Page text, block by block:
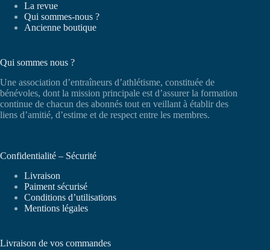
La revue
Qui sommes-nous ?
Ancienne boutique
Qui sommes nous ?
Une association d’entraîneurs d’athlétisme, constituée de
bénévoles, dont la mission principale est d’assurer la formation
continue de chacun des abonnés tout en veillant à établir des
liens d’amitié, d’estime et de respect entre les membres.
Confidentialité – Sécurité
Livraison
Paiment sécurisé
Conditions d’utilisations
Mentions légales
Livraison de vos commandes